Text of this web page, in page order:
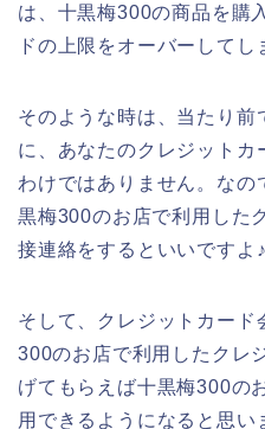
は、十黒梅300の商品を購
ドの上限をオーバーして
そのような時は、当たり前
に、あなたのクレジットカ
わけではありません。なの
黒梅300のお店で利用した
接連絡をするといいですよ♪
そして、クレジットカード
300のお店で利用したクレ
げてもらえば十黒梅300の
用できるようになると思い